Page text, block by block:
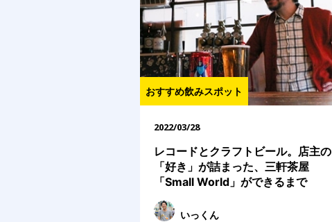
おすすめ飲みスポット
2022/03/28
レコードとクラフトビール。店主の
「好き」が詰まった、三軒茶屋
「Small World」ができるまで
いっくん